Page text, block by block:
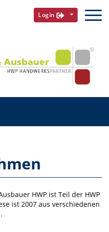
Login
HWP ist Teil der HWP
ist 2007 aus verschiedenen